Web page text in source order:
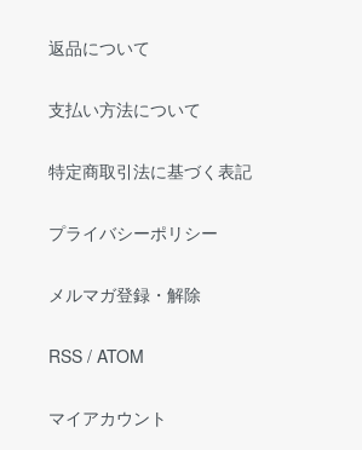
返品について
支払い方法について
特定商取引法に基づく表記
プライバシーポリシー
メルマガ登録・解除
RSS / ATOM
マイアカウント